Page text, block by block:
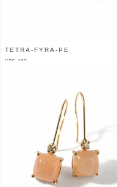
TETRA-FYRA-PE
¥26,400